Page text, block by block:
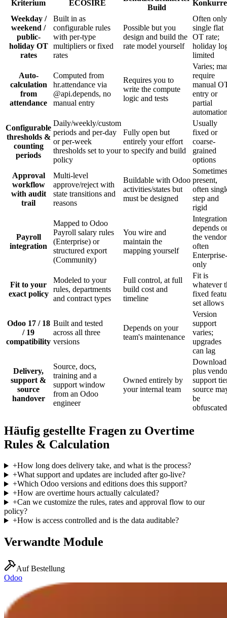
Kriterium ECOSIRE
Build
Weekday /
weekend /
public-
holiday OT
rates
Built in as
configurable rules
with per-type
multipliers or fixed
rates
Possible but you
design and build the
rate model yourself
Often
single flat
OT rate;
holiday
limited
Auto-
calculation
from
attendance
Computed from
hr.attendance via
@api.depends, no
manual entry
Requires you to
write the compute
logic and tests
Varies;
require
manual
entry or
partial
Configurable
thresholds &
counting
periods
Daily/weekly/custom
periods and per-day
or per-week
thresholds set to your
policy
Fully open but
entirely your effort
to specify and build
Usually
fixed or
coarse-
grained
options
Approval
workflow
with audit
trail
Multi-level
approve/reject with
state transitions and
reasons
Buildable with Odoo
activities/states but
must be designed
Sometimes
present,
often
step and
rigid
Payroll
integration
Mapped to Odoo
Payroll salary rules
(Enterprise) or
structured export
(Community)
You wire and
maintain the
mapping yourself
Integration
depends
the
often
Enterprise-
only
Fit to your
exact policy
Modeled to your
rules, departments
and contract types
Full control, at full
build cost and
timeline
Fit is
whatever
fixed
set allows
Odoo 17 / 18
/ 19
compatibility
Built and tested
across all three
versions
Depends on your
team's maintenance
Version
support
varies;
upgrades
can lag
Delivery,
support &
source
handover
Source, docs,
training and a
support window
from an Odoo
engineer
Owned entirely by
your internal team
Download
plus
support
source
be
obfuscated
Häufig gestellte Fragen zu Overtime
Rules & Calculation
+How long does delivery take, and what is the process?
+What support and updates are included after go-live?
+Which Odoo versions and editions does this support?
+How are overtime hours actually calculated?
+Can we customize the rules, rates and approval flow to our
policy?
+How is access controlled and is the data auditable?
Verwandte Module
Auf Bestellung
Odoo